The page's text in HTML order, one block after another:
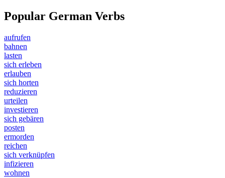
Popular German Verbs
aufrufen
bahnen
lasten
sich erleben
erlauben
sich horten
reduzieren
urteilen
investieren
sich gebären
posten
ermorden
reichen
sich verknüpfen
infizieren
wohnen